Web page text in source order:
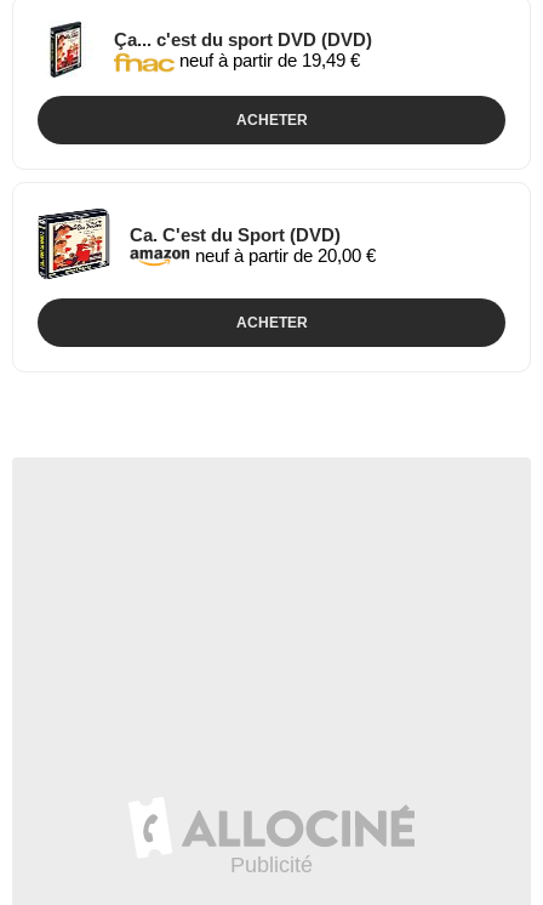
Ça... c'est du sport DVD (DVD)
neuf à partir de 19,49 €
ACHETER
Ca. C'est du Sport (DVD)
neuf à partir de 20,00 €
ACHETER